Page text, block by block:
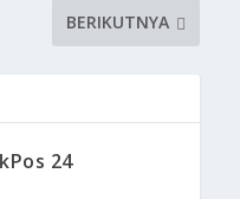
BERIKUTNYA
24